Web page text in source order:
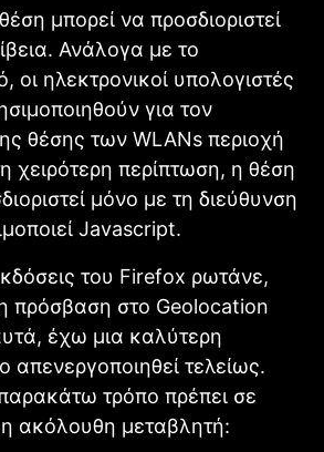
μπορεί να προσδιοριστεί
Ανάλογα με το
οι ηλεκτρονικοί υπολογιστές
για τον
θέσης των WLANs περιοχή
χειρότερη περίπτωση, η θέση
μόνο με τη διεύθυνση
Javascript.
του Firefox ρωτάνε,
η πρόσβαση στο Geolocation
έχω μια καλύτερη
απενεργοποιηθεί τελείως.
τρόπο πρέπει σε
ακόλουθη μεταβλητή: